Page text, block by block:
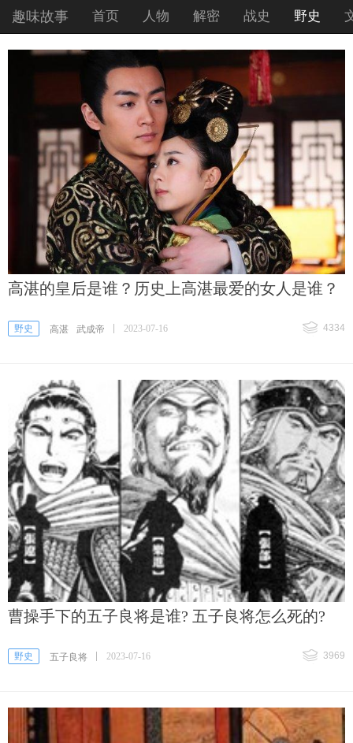
趣味故事 首页 人物 解密 战史 野史
高湛的皇后是谁？历史上高湛最爱的女人是谁？
野史 高湛 武成帝 2023-07-16 4334
曹操手下的五子良将是谁? 五子良将怎么死的?
野史 五子良将 2023-07-16 3969